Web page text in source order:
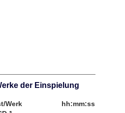
der Einspielung
Werk
hh:mm:ss